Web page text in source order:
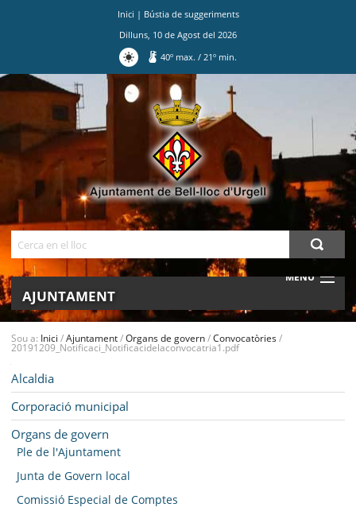
Inici | Bústia de suggeriments
Dilluns 10 de Agost del 2026
40º max./ 21º min.
MENU
AJUNTAMENT
BELL-LLOC SOLUCIONA
Sou a: Inici /Ajuntament/Organs de govern/Convocatòries/
20191209_Notificaci_Notificacidelaconvocatria1.pdf
Alcaldia
Corporació municipal
Organs de govern
Ple de l'Ajuntament
Junta de Govern local
Comissió Especial de Comptes